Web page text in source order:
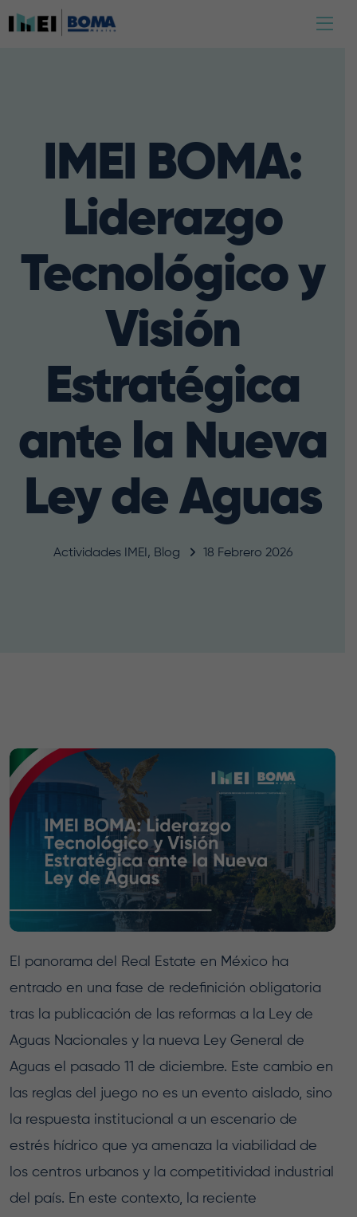
IMEI BOMA:
Liderazgo
Tecnológico y
Visión
Estratégica
ante la Nueva
Ley de Aguas
Actividades IMEI , Blog 18 Febrero 2026
El panorama del Real Estate en México ha
entrado en una fase de redefinición obligatoria
tras la publicación de las reformas a la Ley de
Aguas Nacionales y la nueva Ley General de
Aguas el pasado 11 de diciembre. Este cambio en
las reglas del juego no es un evento aislado, sino
la respuesta institucional a un escenario de
estrés hídrico que ya amenaza la viabilidad de
los centros urbanos y la competitividad industrial
del país. En este contexto, la reciente